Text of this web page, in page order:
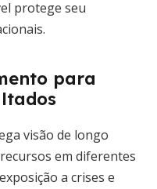
protege seu
para
visão de longo
em diferentes
a crises e